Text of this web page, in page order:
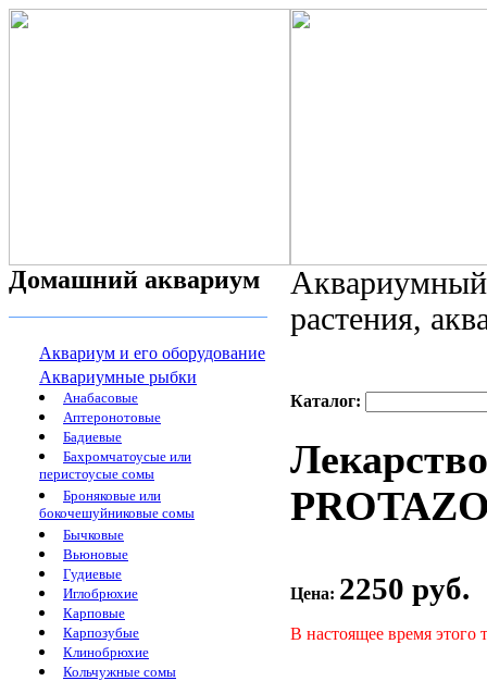
Домашний аквариум
Аквариум и его оборудование
Аквариумные рыбки
Анабасовые
Аптеронотовые
Бадиевые
Бахромчатоусые или
перистоусые сомы
Броняковые или
бокочешуйниковые сомы
Бычковые
Вьюновые
Гудиевые
Иглобрюхие
Карповые
Карпозубые
Клинобрюхие
Кольчужные сомы
растения,
Каталог:
Цена: 2250 руб.
В настоящее время этого